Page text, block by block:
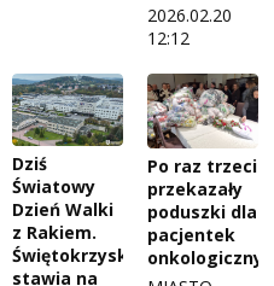
2026.02.20
12:12
Dziś
Światowy
Dzień Walki
z Rakiem.
Świętokrzyskie
stawia na
Po raz trzeci
przekazały
poduszki dla
pacjentek
onkologicznych